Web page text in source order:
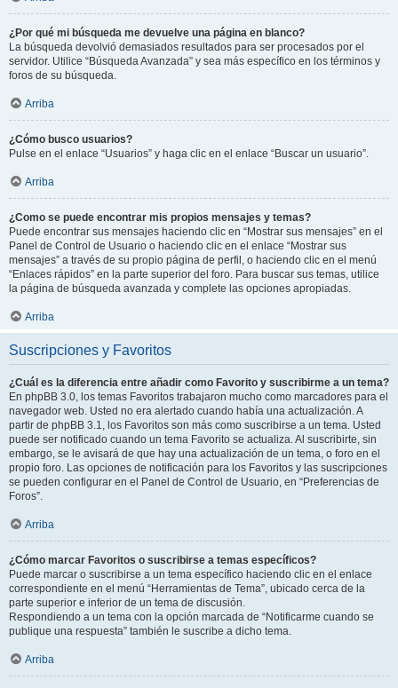
¿Por qué mi búsqueda me devuelve una página en blanco?
La búsqueda devolvió demasiados resultados para ser procesados por el
servidor. Utilice “Búsqueda Avanzada” y sea más específico en los términos y
foros de su búsqueda.
Arriba
¿Cómo busco usuarios?
Pulse en el enlace “Usuarios” y haga clic en el enlace “Buscar un usuario”.
Arriba
¿Como se puede encontrar mis propios mensajes y temas?
Puede encontrar sus mensajes haciendo clic en “Mostrar sus mensajes” en el
Panel de Control de Usuario o haciendo clic en el enlace “Mostrar sus
mensajes” a través de su propio página de perfil, o haciendo clic en el menú
“Enlaces rápidos” en la parte superior del foro. Para buscar sus temas, utilice
la página de búsqueda avanzada y complete las opciones apropiadas.
Arriba
Suscripciones y Favoritos
¿Cuál es la diferencia entre añadir como Favorito y suscribirme a un tema?
En phpBB 3.0, los temas Favoritos trabajaron mucho como marcadores para el
navegador web. Usted no era alertado cuando había una actualización. A
partir de phpBB 3.1, los Favoritos son más como suscribirse a un tema. Usted
puede ser notificado cuando un tema Favorito se actualiza. Al suscribirte, sin
embargo, se le avisará de que hay una actualización de un tema, o foro en el
propio foro. Las opciones de notificación para los Favoritos y las suscripciones
se pueden configurar en el Panel de Control de Usuario, en “Preferencias de
Foros”.
Arriba
¿Cómo marcar Favoritos o suscribirse a temas específicos?
Puede marcar o suscribirse a un tema específico haciendo clic en el enlace
correspondiente en el menú “Herramientas de Tema”, ubicado cerca de la
parte superior e inferior de un tema de discusión.
Respondiendo a un tema con la opción marcada de “Notificarme cuando se
publique una respuesta” también le suscribe a dicho tema.
Arriba